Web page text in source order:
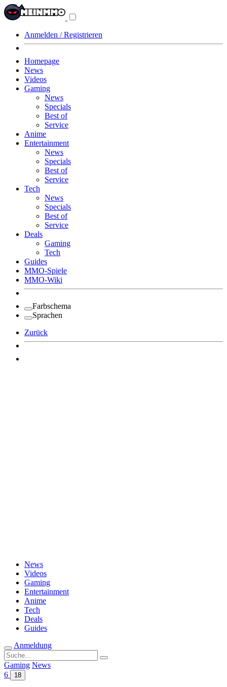
Anmelden / Registrieren
Homepage
News
Videos
Gaming
News
Specials
Best of
Service
Anime
Entertainment
News
Specials
Best of
Service
Tech
News
Specials
Best of
Service
Deals
Gaming
Tech
Guides
MMO-Spiele
MMO-Wiki
Farbschema
Sprachen
Zurück
News
Videos
Gaming
Entertainment
Anime
Tech
Deals
Guides
Anmeldung
Suche
nach:
Gaming News
6
18